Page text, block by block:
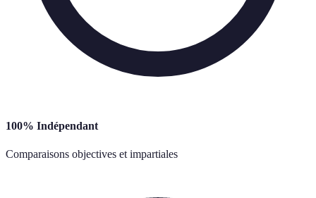
100% Indépendant
Comparaisons objectives et impartiales